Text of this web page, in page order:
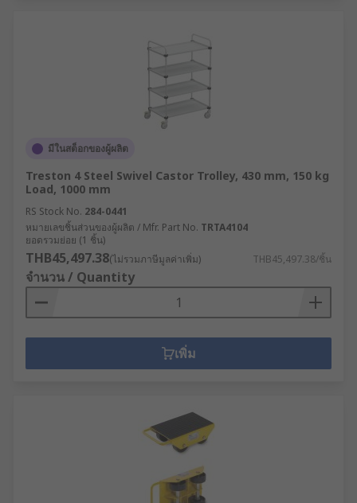
มีในสต็อกของผู้ผลิต
Treston 4 Steel Swivel Castor Trolley, 430 mm, 150 kg
Load, 1000 mm
RS Stock No. 284-0441
หมายเลขชิ้นส่วนของผู้ผลิต / Mfr. Part No. TRTA4104
ยอดรวมย่อย (1 ชิ้น)
THB45,497.38(ไม่รวมภาษีมูลค่าเพิ่ม) THB45,497.38/ชิ้น
จำนวน / Quantity
เพิ่ม